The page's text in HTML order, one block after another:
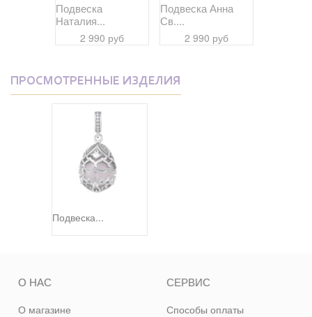
Подвеска
Наталия...
2 990 руб
Подвеска Анна
Св....
2 990 руб
ПРОСМОТРЕННЫЕ ИЗДЕЛИЯ
Подвеска...
О НАС
О магазине
СЕРВИС
Способы оплаты